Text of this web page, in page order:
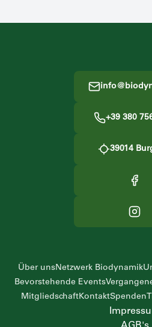
+39 380
39014
Über unsNetzwerk Biodynamik
Bevorstehende Events
MitgliedschaftKontaktSpenden